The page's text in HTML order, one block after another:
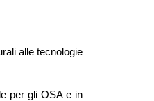
alle tecnologie
per gli OSA e in